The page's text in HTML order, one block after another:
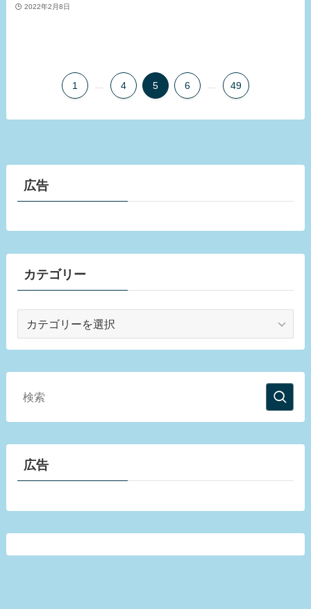
2022年2月8日
1 4 5 6 49
広告
カテゴリー
ゴ
広告